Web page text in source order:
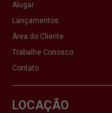
Alugar
Lançamentos
Área do Cliente
Trabalhe Conosco
Contato
LOCAÇÃO